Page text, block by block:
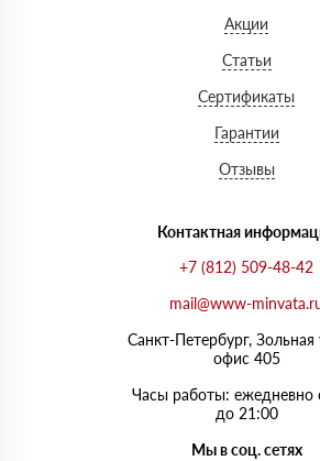
Акции
Статьи
Сертификаты
Гарантии
Отзывы
Контактная
+7 (812) 509-48-42
mail@www-
Санкт-Петербург, Зольная
офис 405
Часы работы: ежедневно
до 21:00
Мы в соц. сетях